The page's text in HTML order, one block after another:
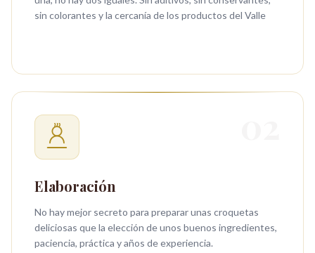
sin colorantes y la cercanía de los productos del Valle
Elaboración
No hay mejor secreto para preparar unas croquetas
deliciosas que la elección de unos buenos ingredientes,
paciencia, práctica y años de experiencia.